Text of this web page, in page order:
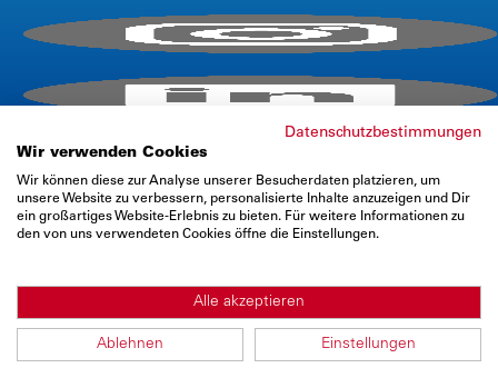
info@firmencup.de
Telefon: +
221 6503670
Copyright © 2026 Infront B2Run GmbH - All rights reserved.
Datenschutzbestimmungen
Wir verwenden Cookies
Wir können diese zur Analyse unserer Besucherdaten platzieren, um
unsere Website zu verbessern, personalisierte Inhalte anzuzeigen und Dir
ein großartiges Website-Erlebnis zu bieten. Für weitere Informationen zu
den von uns verwendeten Cookies öffne die Einstellungen.
Alle akzeptieren
Ablehnen Einstellungen